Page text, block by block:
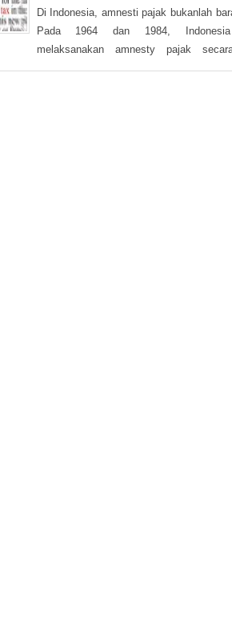
Mereka minta izin kepada pimpinan
bekerja pada saat reses. Dan akan
sampai masa persidangan yang akan
Di Indonesia, amnesti pajak bukanlah
Pada 1964 dan 1984,
melaksanakan amnesty pajak